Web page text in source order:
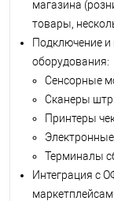
магазина
товары,
Подключение и
оборудования:
Сенсорные
Сканеры
Принтеры
Терминалы
Интеграция с